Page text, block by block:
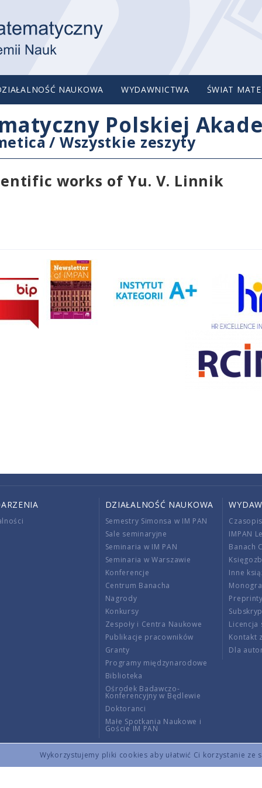
Wykorzystujemy pliki cookies aby ułatwić Ci korzystanie
NAUKOWA WYDAWNICTWA ŚWIAT
Polskiej
/ Wszystkie zeszyty
works of Yu. V. Linnik
DZIAŁALNOŚĆ NAUKOWA
Semestry Simonsa w IM PAN
Sale seminaryjne
Seminaria w IM PAN
Seminaria w Warszawie
Konferencje
Centrum Banacha
Nagrody
Konkursy
Zespoły i Centra Naukowe
Publikacje pracowników
Granty
Programy międzynarodowe
Biblioteka
Ośrodek Badawczo-
Konferencyjny w Będlewie
Doktoranci
Małe Spotkania Naukowe i
Goście IM PAN
IMPAN
Banach
Inne
Licencja
Kontakt
Dla